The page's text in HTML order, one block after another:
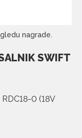
nagrade.
SWIFT
0 (18V